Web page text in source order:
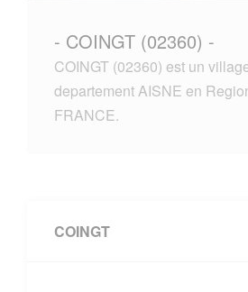
- COINGT (02360) -
COINGT (02360) est un
departement AISNE en
FRANCE.
COINGT